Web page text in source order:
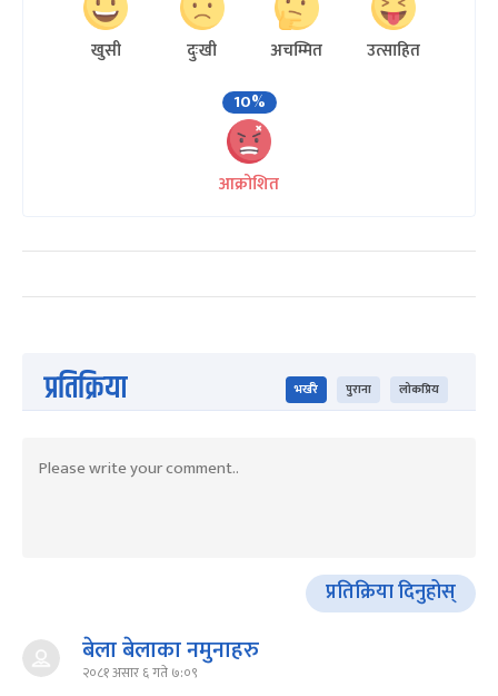
खुसी दुःखी अचम्मित
उत्साहित
10%
आक्रोशित
प्रतिक्रिया भर्खरै पुराना लोकप्रिय
प्रतिक्रिया दिनुहोस्
बेला बेलाका नमुनाहरु
२०८१ असार ६ गते ७:०९